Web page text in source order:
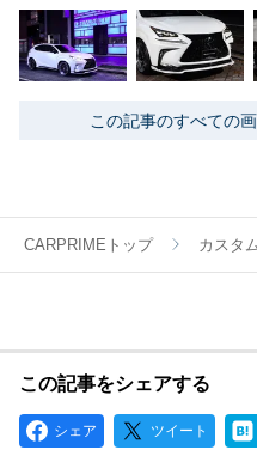
この記事のすべての
CARPRIMEトップ カスタ
この記事をシェアする
シェア ツイート